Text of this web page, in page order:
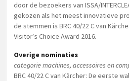
door de bezoekers van ISSA/
gekozen als het meest innovatieve
de stemmen is BRC 40/22 C van
Visitor’s Choice Award 2016.
Overige nominaties
categorie machines, accessoires en
BRC 40/22 C van Kärcher: De eerste